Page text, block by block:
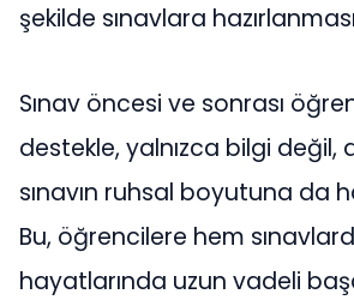
şekilde sınavlara
Sınav öncesi ve sonrası
destekle, yalnızca bilgi değil,
sınavın ruhsal boyutuna da
Bu, öğrencilere hem
hayatlarında uzun vadeli